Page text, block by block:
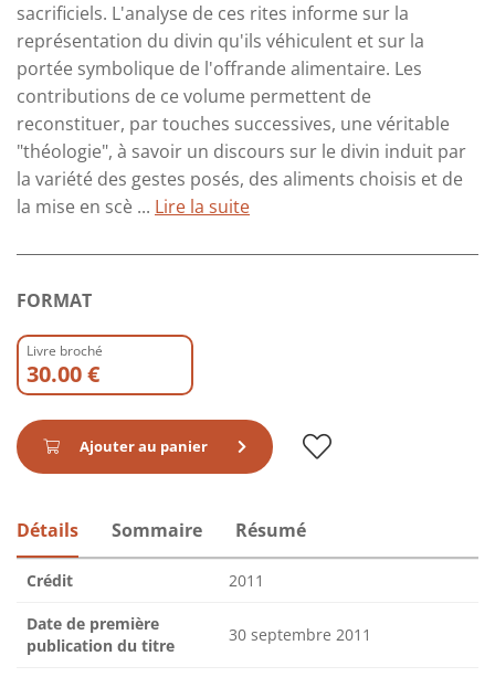
sacrificiels. L'analyse de ces rites informe sur la
représentation du divin qu'ils véhiculent et sur la
portée symbolique de l'offrande alimentaire. Les
contributions de ce volume permettent de
reconstituer, par touches successives, une véritable
"théologie", à savoir un discours sur le divin induit par
la variété des gestes posés, des aliments choisis et de
la mise en scè ... Lire la suite
FORMAT
Livre broché
30.00 €
Ajouter au panier
Détails Sommaire Résumé
Crédit 2011
Date de première
publication du titre
30 septembre 2011